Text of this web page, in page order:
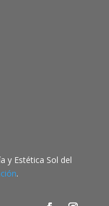
y Estética Sol del
.